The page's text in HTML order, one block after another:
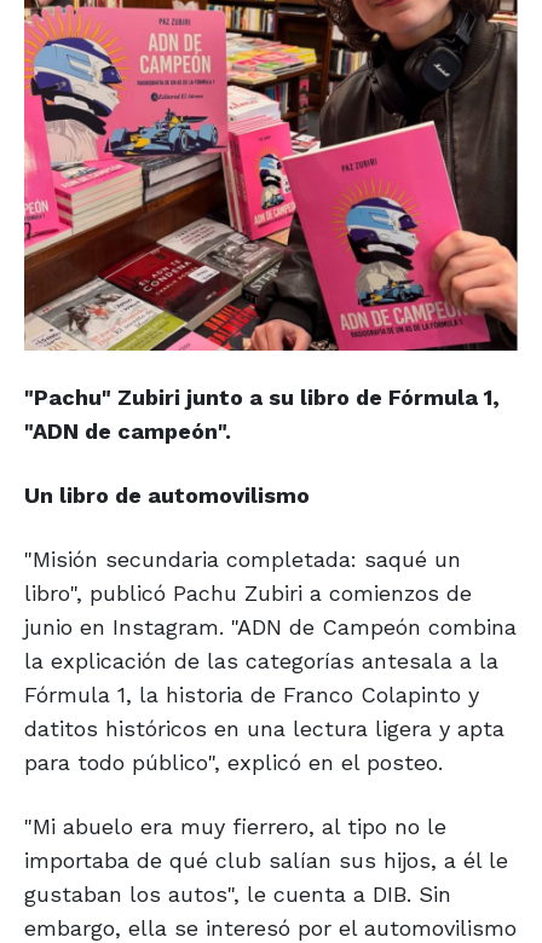
"Pachu" Zubiri junto a su libro de Fórmula 1,
"ADN de campeón".
Un libro de automovilismo
"Misión secundaria completada: saqué un
libro", publicó Pachu Zubiri a comienzos de
junio en Instagram. "ADN de Campeón combina
la explicación de las categorías antesala a la
Fórmula 1, la historia de Franco Colapinto y
datitos históricos en una lectura ligera y apta
para todo público", explicó en el posteo.
"Mi abuelo era muy fierrero, al tipo no le
importaba de qué club salían sus hijos, a él le
gustaban los autos", le cuenta a DIB. Sin
embargo, ella se interesó por el automovilismo